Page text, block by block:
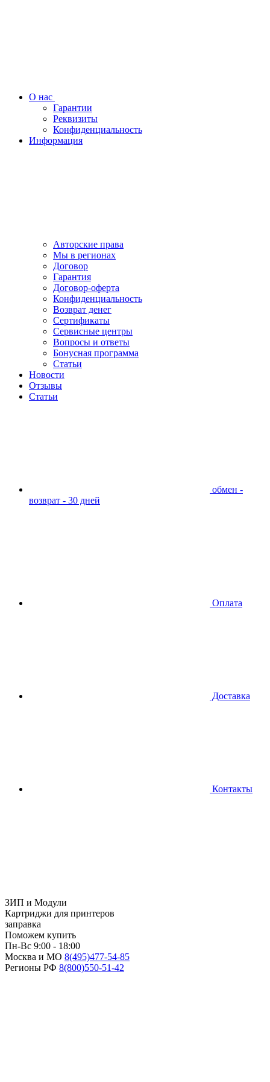
О нас
Гарантии
Реквизиты
Конфиденциальность
Информация
Авторские права
Мы в регионах
Договор
Гарантия
Договор-оферта
Конфиденциальность
Возврат денег
Сертификаты
Сервисные центры
Вопросы и ответы
Бонусная программа
Статьи
Новости
Отзывы
Статьи
обмен -
возврат - 30 дней
Оплата
Доставка
Контакты
ЗИП и Модули
Картриджи для принтеров
заправка
Поможем купить
Пн-Вс 9:00 - 18:00
Москва и МО 8(495)477-54-85
Регионы РФ 8(800)550-51-42